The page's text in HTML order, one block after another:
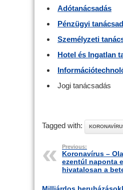
Adótanácsadás
Pénzügyi
Személyzeti
Hotel és Ingatlan
Jogi tanácsadás
Tagged with:
Previous:
Koronavírus –
ezentúl naponta
hivatalosan a